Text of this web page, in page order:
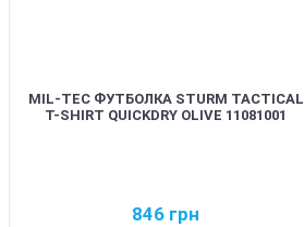
MIL-TEC ФУТБОЛКА STURM TACTICAL
T-SHIRT QUICKDRY OLIVE 11081001
846 грн